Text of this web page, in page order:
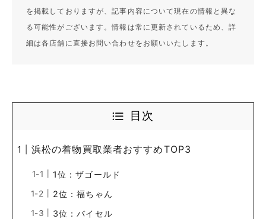
を掲載しておりますが、記事内容について現在の情報と異な
る可能性がございます。情報は常に更新されているため、詳
細は各店舗に直接お問い合わせをお願いいたします。
目次
浜松の着物買取業者おすすめTOP3
1位：ザゴールド
2位：福ちゃん
3位：バイセル